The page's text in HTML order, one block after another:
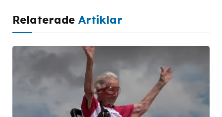
Relaterade Artiklar